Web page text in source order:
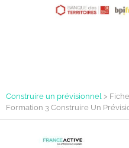
Construire un prévisionnel >
Formation 3 Construire Un